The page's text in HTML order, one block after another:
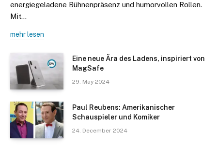
energiegeladene Bühnenpräsenz und humorvollen Rollen.
Mit…
mehr lesen
Eine neue Ära des Ladens, inspiriert von
MagSafe
29. May 2024
Paul Reubens: Amerikanischer
Schauspieler und Komiker
24. December 2024